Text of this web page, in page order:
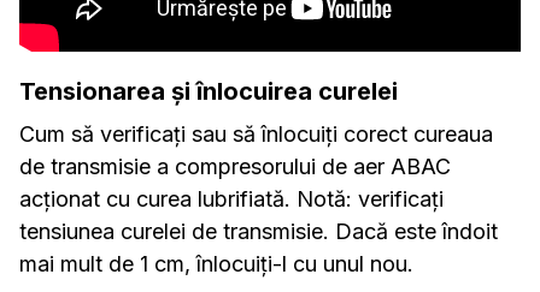
Tensionarea și înlocuirea curelei
Cum să verificați sau să înlocuiți corect cureaua
de transmisie a compresorului de aer ABAC
acționat cu curea lubrifiată. Notă: verificați
tensiunea curelei de transmisie. Dacă este îndoit
mai mult de 1 cm, înlocuiți-l cu unul nou.